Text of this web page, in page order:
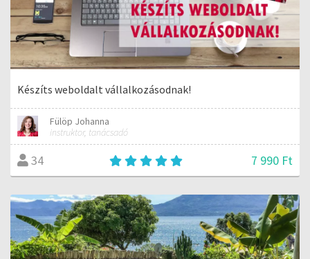
Készíts weboldalt vállalkozásodnak!
Fülöp Johanna
instruktor, tanácsadó
34 7 990 Ft